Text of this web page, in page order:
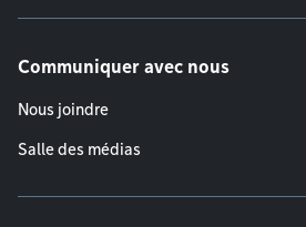
Communiquer avec nous
Nous joindre
Salle des médias